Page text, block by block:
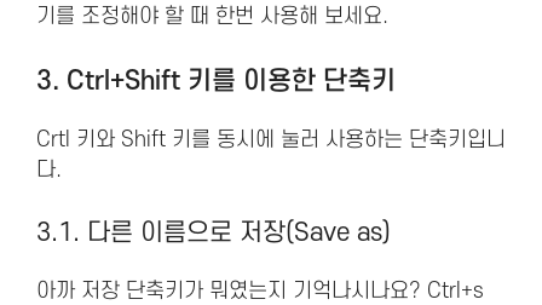
기를 조정해야 할 때 한번 사용해 보세요.
3. Ctrl+Shift 키를 이용한 단축키
Crtl 키와 Shift 키를 동시에 눌러 사용하는 단축키입니
다.
3.1. 다른 이름으로 저장(Save as)
아까 저장 단축키가 뭐였는지 기억나시나요? Ctrl+s